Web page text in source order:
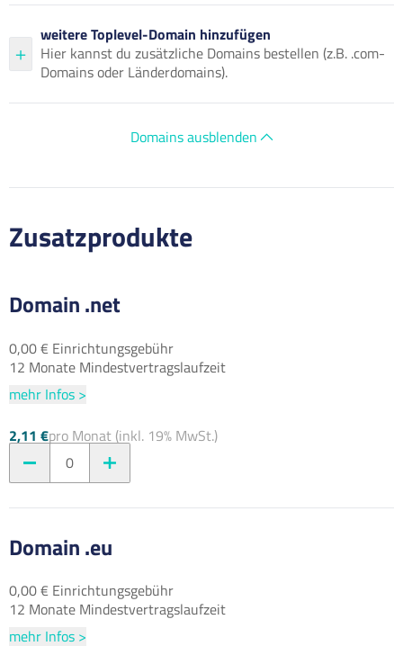
weitere Toplevel-Domain hinzufügen
Hier kannst du zusätzliche Domains bestellen (z.B. .com-
Domains oder Länderdomains).
Domains ausblenden
Zusatzprodukte
Domain .net
0,00 € Einrichtungsgebühr
12 Monate Mindestvertragslaufzeit
mehr Infos >
2,11 €pro Monat (inkl. 19% MwSt.)
0
Domain .eu
0,00 € Einrichtungsgebühr
12 Monate Mindestvertragslaufzeit
mehr Infos >